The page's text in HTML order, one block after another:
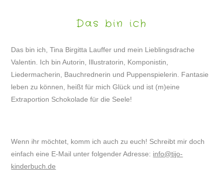
Das bin ich
Das bin ich, Tina Birgitta Lauffer und mein Lieblingsdrache
Valentin. Ich bin Autorin, Illustratorin, Komponistin,
Liedermacherin, Bauchrednerin und Puppenspielerin. Fantasie
leben zu können, heißt für mich Glück und ist (m)eine
Extraportion Schokolade für die Seele!
Wenn ihr möchtet, komm ich auch zu euch! Schreibt mir doch
einfach eine E-Mail unter folgender Adresse: info@tijo-
kinderbuch.de